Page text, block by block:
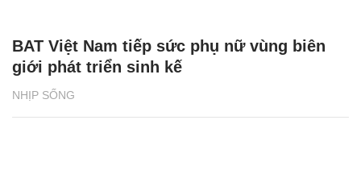
NHỊP SỐNG
BAT Việt Nam tiếp sức phụ nữ vùng biên
giới phát triển sinh kế